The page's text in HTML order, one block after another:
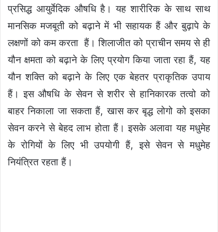
प्रसिद्ध आयुर्वेदिक औषधि है। यह शारीरिक के साथ साथ
मानसिक मजबूती को बढ़ाने में भी सहायक हैं और बुढ़ापे के
लक्षणों को कम करता हैं। शिलाजीत को प्राचीन समय से ही
यौन क्षमता को बढ़ाने के लिए प्रयोग किया जाता रहा हैं, यह
यौन शक्ति को बढ़ाने के लिए एक बेहतर प्राकृतिक उपाय
हैं। इस औषधि के सेवन से शरीर से हानिकारक तत्वो को
बाहर निकाला जा सकता हैं, खास कर बृद्ध लोगो को इसका
सेवन करने से बेहद लाभ होता हैं। इसके अलावा यह मधुमेह
के रोगियों के लिए भी उपयोगी हैं, इसे सेवन से मधुमेह
नियंत्रित रहता हैं।